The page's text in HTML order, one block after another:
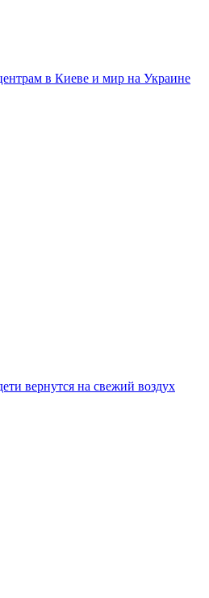
в Киеве и мир на Украине
вернутся на свежий воздух